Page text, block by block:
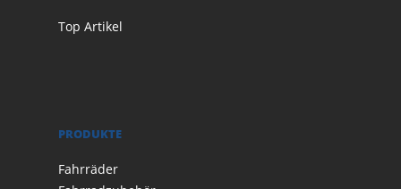
Top Artikel
PRODUKTE
Fahrräder